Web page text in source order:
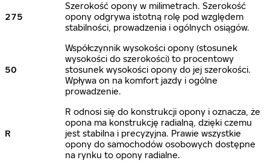
275
Szerokość opony w milimetrach. Szerokość
opony odgrywa istotną rolę pod względem
stabilności, prowadzenia i ogólnych osiągów.
50
Współczynnik wysokości opony (stosunek
wysokości do szerokości) to procentowy
stosunek wysokości opony do jej szerokości.
Wpływa on na komfort jazdy i ogólne
prowadzenie.
R
R odnosi się do konstrukcji opony i oznacza, że
opona ma konstrukcję radialną, dzięki czemu
jest stabilna i precyzyjna. Prawie wszystkie
opony do samochodów osobowych dostępne
na rynku to opony radialne.